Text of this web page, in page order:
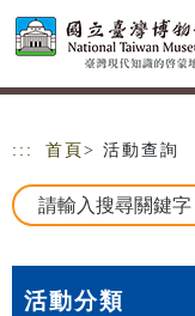
跳到主要內容
網站導覽
::: 首頁 > 活動查詢
活動分類